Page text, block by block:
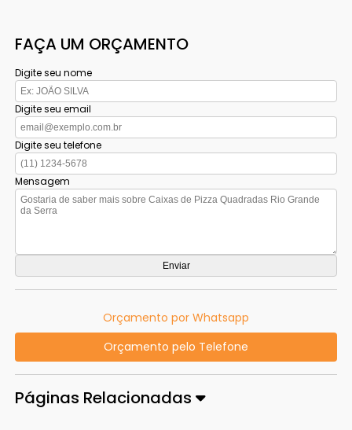
FAÇA UM ORÇAMENTO
Digite seu nome
Digite seu email
Digite seu telefone
Mensagem
Orçamento por Whatsapp
Orçamento pelo Telefone
Páginas Relacionadas